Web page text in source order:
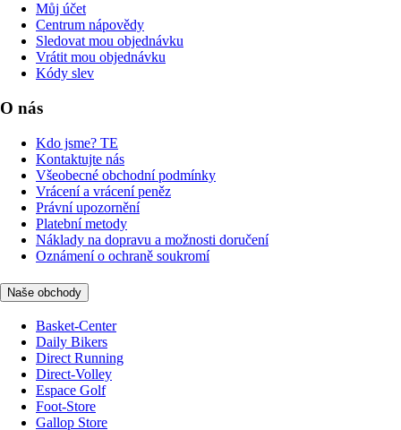
Můj účet
Centrum nápovědy
Sledovat mou objednávku
Vrátit mou objednávku
Kódy slev
O nás
Kdo jsme? TE
Kontaktujte nás
Všeobecné obchodní podmínky
Vrácení a vrácení peněz
Právní upozornění
Platební metody
Náklady na dopravu a možnosti doručení
Oznámení o ochraně soukromí
Naše obchody
Basket-Center
Daily Bikers
Direct Running
Direct-Volley
Espace Golf
Foot-Store
Gallop Store